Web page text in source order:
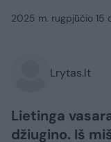
2025 m. rugpjūčio 15
Lrytas.lt
Lietinga
džiugino. Iš